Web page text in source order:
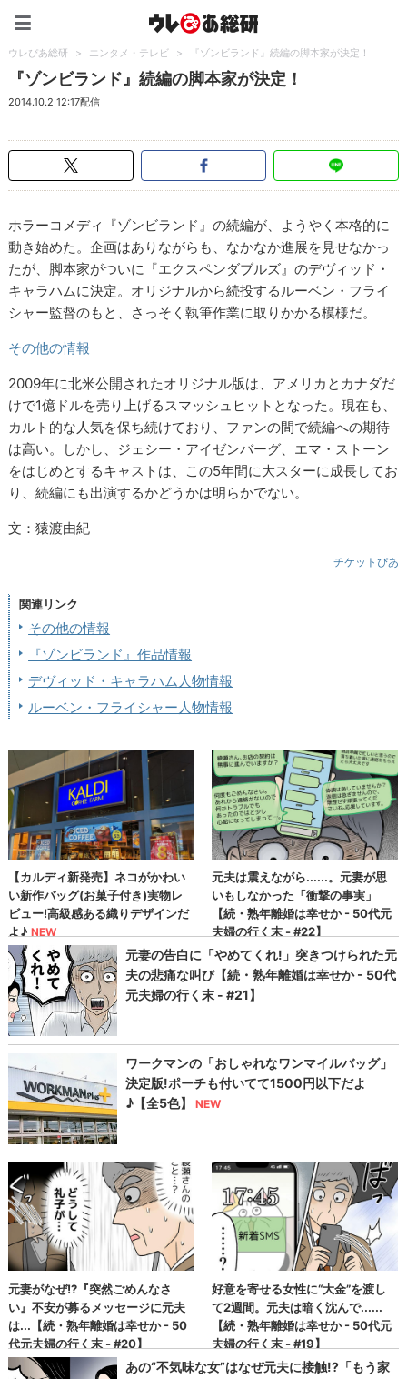
ウレぴあ総研 > エンタメ・テレビ > 『ゾンビランド』続編の脚本家が決定！
『ゾンビランド』続編の脚本家が決定！
2014.10.2 12:17配信
ホラーコメディ『ゾンビランド』の続編が、ようやく本格的に
動き始めた。企画はありながらも、なかなか進展を見せなかっ
たが、脚本家がついに『エクスペンダブルズ』のデヴィッド・
キャラハムに決定。オリジナルから続投するルーベン・フライ
シャー監督のもと、さっそく執筆作業に取りかかる模様だ。
その他の情報
2009年に北米公開されたオリジナル版は、アメリカとカナダだ
けで1億ドルを売り上げるスマッシュヒットとなった。現在も、
カルト的な人気を保ち続けており、ファンの間で続編への期待
は高い。しかし、ジェシー・アイゼンバーグ、エマ・ストーン
をはじめとするキャストは、この5年間に大スターに成長してお
り、続編にも出演するかどうかは明らかでない。
文：猿渡由紀
チケットぴあ
関連リンク
その他の情報
『ゾンビランド』作品情報
デヴィッド・キャラハム人物情報
ルーベン・フライシャー人物情報